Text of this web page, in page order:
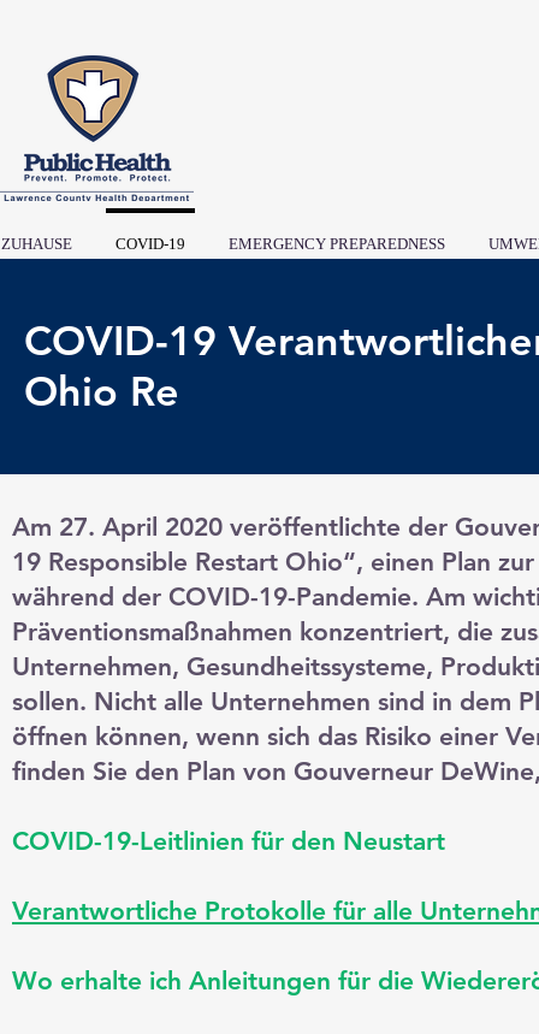
ZUHAUSE COVID-19 EMERGENCY PREPAREDNESS
COVID-19
Ohio Re
Am 27. April 2020 veröffentlichte der
19 Responsible Restart Ohio“, einen Plan
während der COVID-19-Pandemie. Am
Präventionsmaßnahmen konzentriert, die
Unternehmen, Gesundheitssysteme,
sollen. Nicht alle Unternehmen sind in dem
öffnen können, wenn sich das Risiko einer
finden Sie den Plan von Gouverneur
COVID-19-Leitlinien für den Neustart
Verantwortliche Protokolle für alle
Wo erhalte ich Anleitungen für die